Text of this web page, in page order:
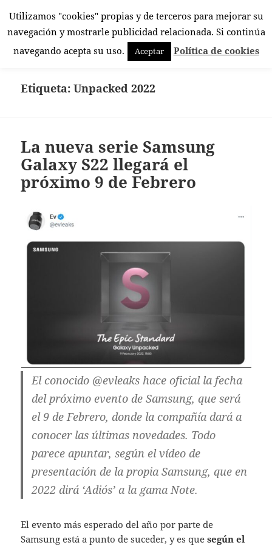
El Rincón Androide
MENÚ
Y
Etiqueta:Unpacked 2022
La nueva serie Samsung
Galaxy S22 llegará el
próximo 9 de Febrero
El conocido @evleaks hace oficial la fecha
del próximo evento de Samsung, que será
el 9 de Febrero, donde la compañía dará a
conocer las últimas novedades. Todo
parece apuntar, según el vídeo de
presentación de la propia Samsung, que en
2022 dirá ‘Adiós’ a la gama Note.
El evento más esperado del año por parte de
Samsung está a punto de suceder, y es quesegún el
Utilizamos "cookies" propias y de terceros para mejorar su
navegación y mostrarle publicidad relacionada. Si continúa
navegando acepta su uso.
Aceptar Política de cookies